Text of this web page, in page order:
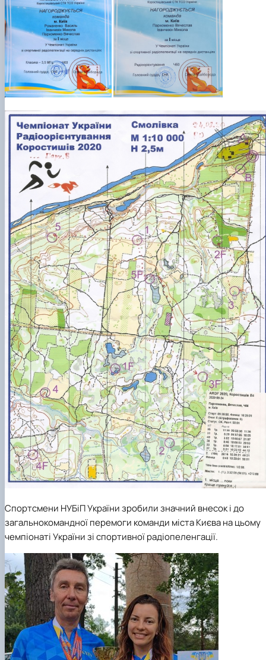
Спортсмени НУБіП України зробили значний внесок і до
загальнокомандної перемоги команди міста Києва на цьому
чемпіонаті України зі спортивної радіопеленгації.